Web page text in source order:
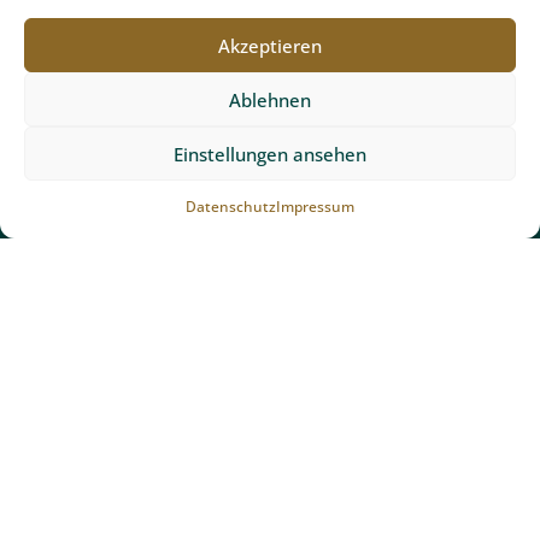
Akzeptieren
Ablehnen
Einstellungen ansehen
DatenschutzImpressum
Schwimmbadbau Freiburg
Unopiù Gartenmöbel Freiburg